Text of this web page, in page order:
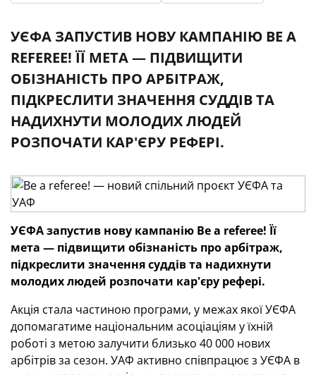
УЄФА ЗАПУСТИВ НОВУ КАМПАНІЮ BE A
REFEREE! ЇЇ МЕТА — ПІДВИЩИТИ
ОБІЗНАНІСТЬ ПРО АРБІТРАЖ,
ПІДКРЕСЛИТИ ЗНАЧЕННЯ СУДДІВ ТА
НАДИХНУТИ МОЛОДИХ ЛЮДЕЙ
РОЗПОЧАТИ КАР'ЄРУ РЕФЕРІ.
УЄФА запустив нову кампанію Be a referee! Її
мета — підвищити обізнаність про арбітраж,
підкреслити значення суддів та надихнути
молодих людей розпочати кар'єру рефері.
Акція стала частиною програми, у межах якої УЄФА
допомагатиме національним асоціаціям у їхній
роботі з метою залучити близько 40 000 нових
арбітрів за сезон. УАФ активно співпрацює з УЄФА в